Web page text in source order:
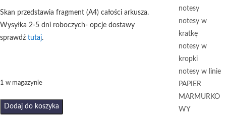
Skan przedstawia fragment (A4) całości arkusza.
Wysyłka 2-5 dni roboczych- opcje dostawy
sprawdź tutaj.
1 w magazynie
ilość
Dodaj do koszyka
notesy
notesy w
kratkę
notesy w
kropki
notesy w linie
PAPIER
MARMURKO
WY